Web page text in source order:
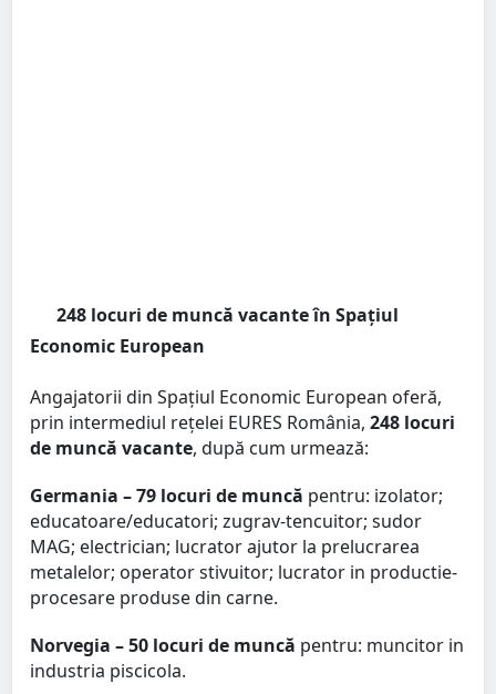
248 locuri de muncă vacante în Spațiul
Economic European
Angajatorii din Spațiul Economic European oferă,
prin intermediul rețelei EURES România, 248 locuri
de muncă vacante, după cum urmează:
Germania – 79 locuri de muncă pentru: izolator;
educatoare/educatori; zugrav-tencuitor; sudor
MAG; electrician; lucrator ajutor la prelucrarea
metalelor; operator stivuitor; lucrator in productie-
procesare produse din carne.
Norvegia – 50 locuri de muncă pentru: muncitor in
industria piscicola.